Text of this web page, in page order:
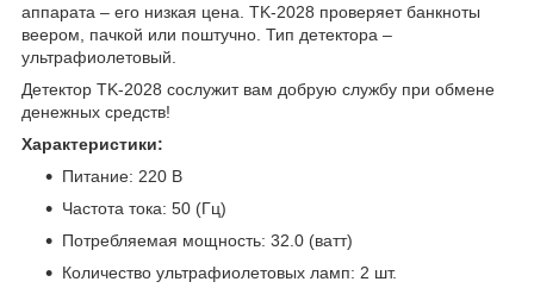
аппарата – его низкая цена. TK-2028 проверяет банкноты
веером, пачкой или поштучно. Тип детектора –
ультрафиолетовый.
Детектор TK-2028 сослужит вам добрую службу при обмене
денежных средств!
Характеристики:
Питание: 220 В
Частота тока: 50 (Гц)
Потребляемая мощность: 32.0 (ватт)
Количество ультрафиолетовых ламп: 2 шт.